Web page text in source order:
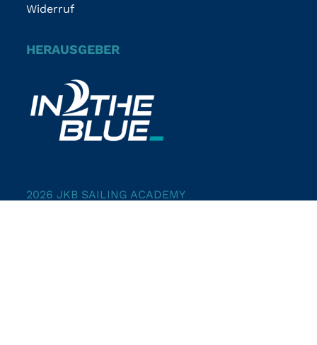
Widerruf
HERAUSGEBER
2026 JKB SAILING ACADEMY